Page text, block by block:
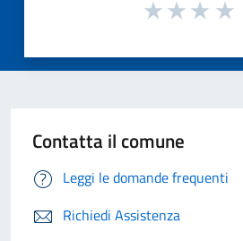
Contatta il comune
Leggi le domande frequenti
Richiedi Assistenza